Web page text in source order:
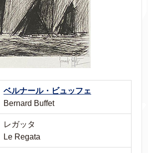
ベルナール・ビュッフェ
Bernard Buffet
レガッタ
Le Regata